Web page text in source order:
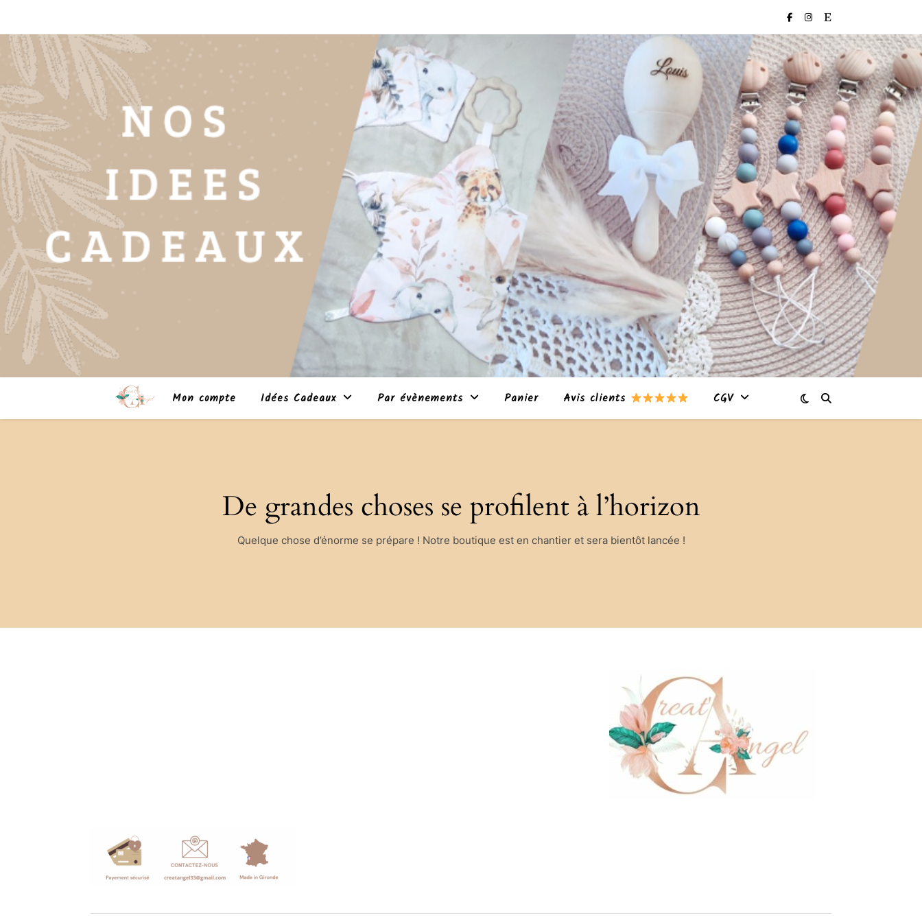
Mon compte Idées Cadeaux Par évènements Panier Avis clients CGV
De grandes choses se profilent à l’horizon
Quelque chose d’énorme se prépare ! Notre boutique est en chantier et sera bientôt lancée !